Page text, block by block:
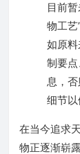
目前
物工
如原
制要
息，
细节以
在当今追求
物正逐渐崭